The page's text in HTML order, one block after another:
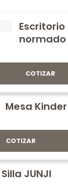
normado
COTIZAR
Mesa Kinder
COTIZAR
Silla JUNJI